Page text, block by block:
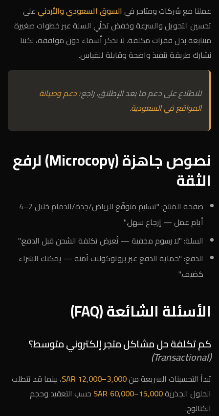
عملنا مع شركات ومتاجر فيالسوق السعودي والأردنيعلى
تحسين التحويل والسرعة وخفض تخلّي السلة عبر خطوات صغيرة
متتابعة بدل قفزات مكلفة. لا نذكر أسماء دون موافقة، لكننا
نشارك طريقة تنفيذ واضحة وقابلة للقياس.
للاطلاع على دعم ما بعد الإطلاق، راجع:دعم وصيانة
المواقع في السعودية.
نصوص جاهزة (Microcopy) لرفع
الثقة
صفحة المنتج: "تسليم متوقّع للرياض/جدة/الدمام خلال 2–4
أيام عمل — إرجاع سهل."
السلة: "لا رسوم مخفية — تُعرض تكلفة الشحن قبل الدفع."
الدفع: "حماية الدفع عبر بروتوكولات آمنة — يمكنك الشراء
كضيف."
الأسئلة الشائعة (FAQ)
كم تكلفة حل مشاكل متجر إلكتروني متوسط؟
(Transactional)
تبدأ التحسينات السريعة من3,000–12,000 SAR
، بينما قد تتطلب
الحلول الجذرية15,000–60,000 SAR
حسب التعقيد وحجم
الكتالوج.